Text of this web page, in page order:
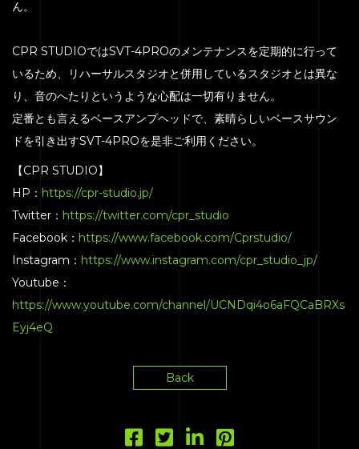
ん。
CPR STUDIOではSVT-4PROのメンテナンスを定期的に行って
いるため、リハーサルスタジオと併用しているスタジオとは異な
り、音のへたりというような心配は一切有りません。
定番とも言えるベースアンプヘッドで、素晴らしいベースサウン
ドを引き出すSVT-4PROを是非ご利用ください。
【CPR STUDIO】
HP： https://cpr-studio.jp/
Twitter： https://twitter.com/cpr_studio
Facebook： https://www.facebook.com/Cprstudio/
Instagram： https://www.instagram.com/cpr_studio_jp/
Youtube：
https://www.youtube.com/channel/UCNDqi4o6aFQCaBRXs
Eyj4eQ
Back